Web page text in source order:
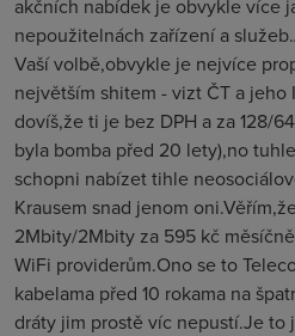
akčních nabídek je obvykle více
nepoužitelnách zařízení a
Vaší volbě,obvykle je nejvíce
největším shitem - vizt ČT a jeho
dovíš,že ti je bez DPH a za 128/
byla bomba před 20 lety),no
schopni nabízet tihle
Krausem snad jenom
2Mbity/2Mbity za 595 kč
WiFi providerům.Ono se to
kabelama před 10 rokama na
dráty jim prostě víc nepustí.Je to